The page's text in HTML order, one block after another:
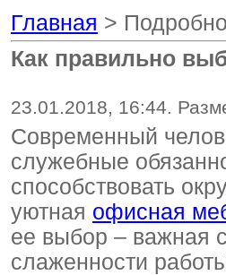
Главная >
Как правильно
23.01.2018, 16:44.
Современный
служебные
способствовать
уютная офисная
ее выбор – важная
слаженности